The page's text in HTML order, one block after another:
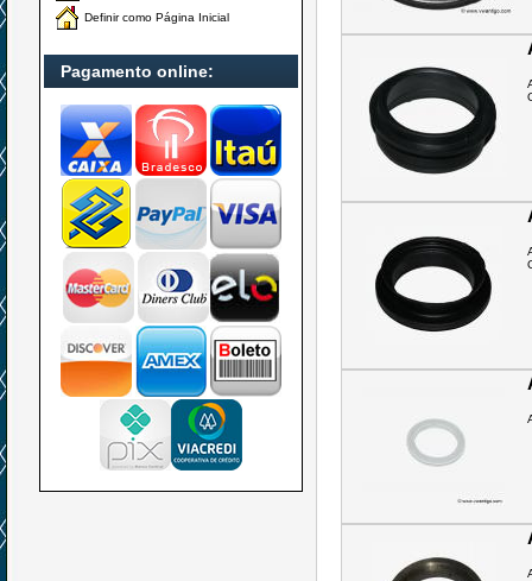
Definir como Página Inicial
Pagamento online: